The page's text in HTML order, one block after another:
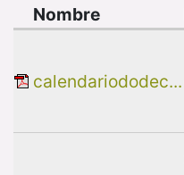
Nombre
calendariododec...